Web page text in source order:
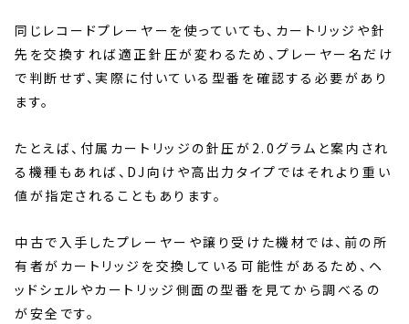
同じレコードプレーヤーを使っていても、カートリッジや針
先を交換すれば適正針圧が変わるため、プレーヤー名だけ
で判断せず、実際に付いている型番を確認する必要があり
ます。
たとえば、付属カートリッジの針圧が2.0グラムと案内され
る機種もあれば、DJ向けや高出力タイプではそれより重い
値が指定されることもあります。
中古で入手したプレーヤーや譲り受けた機材では、前の所
有者がカートリッジを交換している可能性があるため、ヘ
ッドシェルやカートリッジ側面の型番を見てから調べるの
が安全です。